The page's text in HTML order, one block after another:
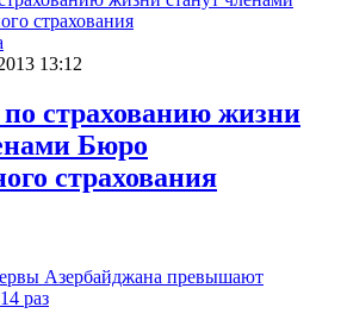
13:12
страхованию жизни
Бюро
страхования